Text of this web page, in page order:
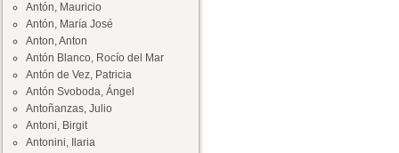
Antón, Mauricio
Antón, María José
Anton, Anton
Antón Blanco, Rocío del Mar
Antón de Vez, Patricia
Antón Svoboda, Ángel
Antoñanzas, Julio
Antoni, Birgit
Antonini, Ilaria